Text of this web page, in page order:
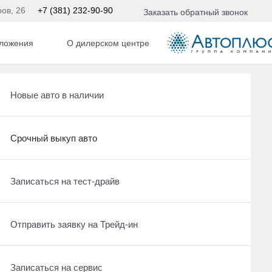
26 +7 (381) 232-90-90 Заказать обратный звонок
Хранение шин со скидкой
Срочный выкуп авто
Получить консультацию по кредиту
Отправить заявку на Трейд-ин
Записаться на сервис
Рассчитать кредит
Хранение шин со скидкой
Срочный выкуп авто
Рассчитать кредит
Записаться на сервис
О дилерском центре
Новые авто в наличии
Срочный выкуп авто
Записаться на тест-драйв
Отправить заявку на Трейд-ин
Записаться на сервис